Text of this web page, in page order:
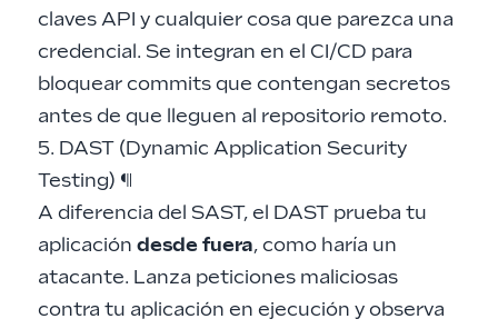
claves API y cualquier cosa que parezca una
credencial. Se integran en el CI/CD para
bloquear commits que contengan secretos
antes de que lleguen al repositorio remoto.
5. DAST (Dynamic Application Security
Testing) ¶
A diferencia del SAST, el DAST prueba tu
aplicación desde fuera, como haría un
atacante. Lanza peticiones maliciosas
contra tu aplicación en ejecución y observa